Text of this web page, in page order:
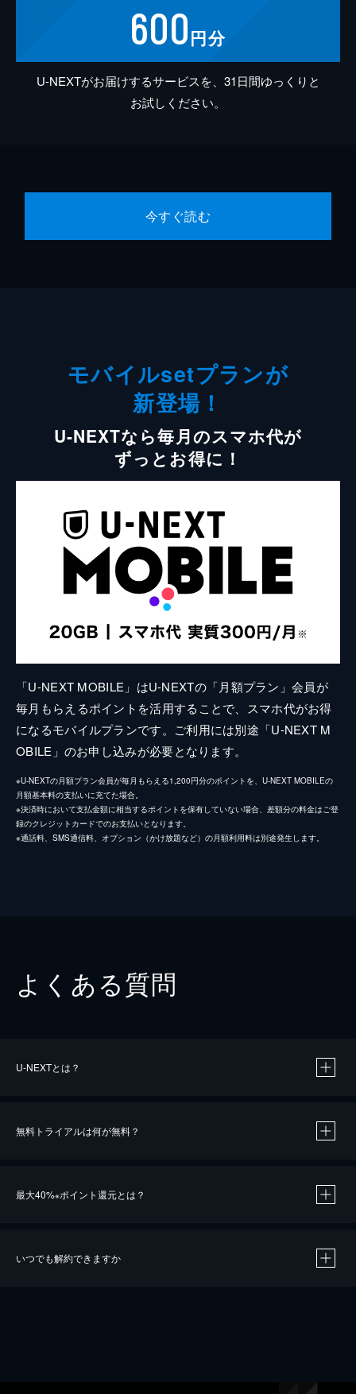
600円分
U-NEXTがお届けするサービスを、31日間ゆっくりと
お試しください。
今すぐ読む
モバイルsetプランが
新登場！
U-NEXTなら毎月のスマホ代が
ずっとお得に！
「U-NEXT MOBILE」はU-NEXTの「月額プラン」会員が
毎月もらえるポイントを活用することで、スマホ代がお得
になるモバイルプランです。ご利用には別途「U-NEXT M
OBILE」のお申し込みが必要となります。
※U-NEXTの月額プラン会員が毎月もらえる1,200円分のポイントを、U-NEXT MOBILEの
月額基本料の支払いに充てた場合。
※決済時において支払金額に相当するポイントを保有していない場合、差額分の料金はご登
録のクレジットカードでのお支払いとなります。
※通話料、SMS通信料、オプション（かけ放題など）の月額利用料は別途発生します。
よくある質問
U-NEXTとは？
無料トライアルは何が無料？
最大40%※ポイント還元とは？
いつでも解約できますか